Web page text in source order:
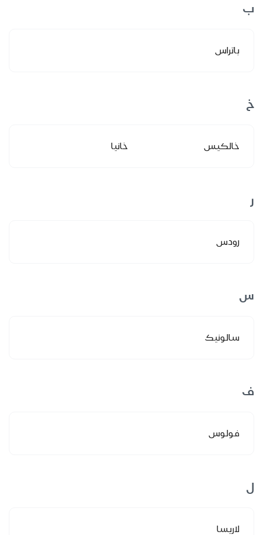
ب
باتراس
خ
خالكيس خانيا
ر
رودس
س
سالونيك
ف
فولوس
ل
لاريسا